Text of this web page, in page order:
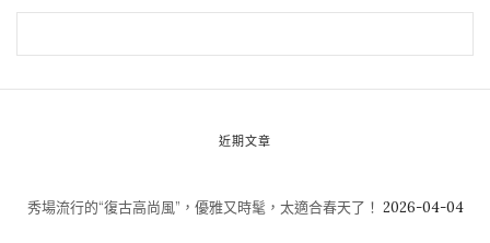
近期文章
秀場流行的“復古高尚風”，優雅又時髦，太適合春天了！ 2026-04-04